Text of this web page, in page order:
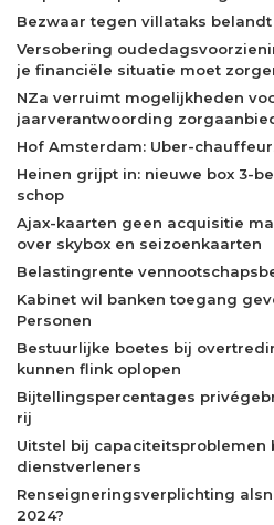
Bezwaar tegen villataks belandt
Versobering
je financiële situatie moet
NZa verruimt mogelijkheden
jaarverantwoording
Hof Amsterdam: Uber-
Heinen grijpt in: nieuwe box 3-
schop
Ajax-kaarten geen acquisitie
over skybox en seizoenkaarten
Belastingrente
Kabinet wil banken toegang
Personen
Bestuurlijke boetes bij
kunnen flink oplopen
Bijtellingspercentages
rij
Uitstel bij capaciteitsproblemen
dienstverleners
Renseigneringsverplichting
2024?